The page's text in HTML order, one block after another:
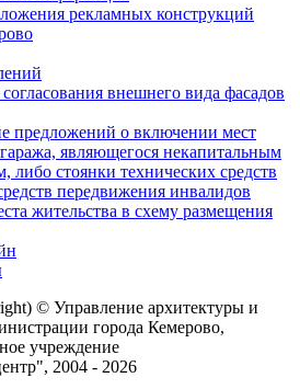
рекламных конструкций
внешнего вида фасадов
предложений о включении мест
являющегося некапитальным
либо стоянки технических средств
передвижения инвалидов
жительства в схему размещения
© Управление архитектуры и
города Кемерово,
учреждение
2004 - 2026